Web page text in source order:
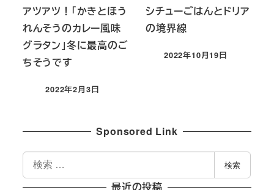
アツアツ！「かきとほう
れんそうのカレー風味
グラタン」冬に最高のご
ちそうです
投稿日
2022年2月3日
シチューごはんとドリア
の境界線
投稿日
2022年10月19日
Sponsored Link
索
検索
最近の投稿